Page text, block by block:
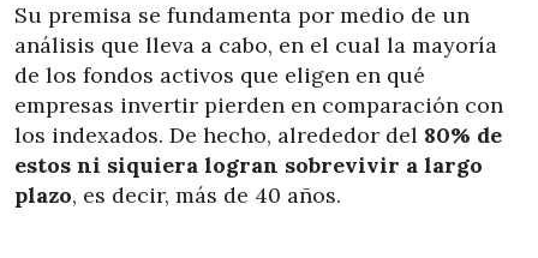
Su premisa se fundamenta por medio de un
análisis que lleva a cabo, en el cual la mayoría
de los fondos activos que eligen en qué
empresas invertir pierden en comparación con
los indexados. De hecho, alrededor del 80% de
estos ni siquiera logran sobrevivir a largo
plazo, es decir, más de 40 años.